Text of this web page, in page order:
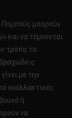
μπορούν
και να τέμνονται
τρόπο τα
με την
εναλλακτικές
ή
να